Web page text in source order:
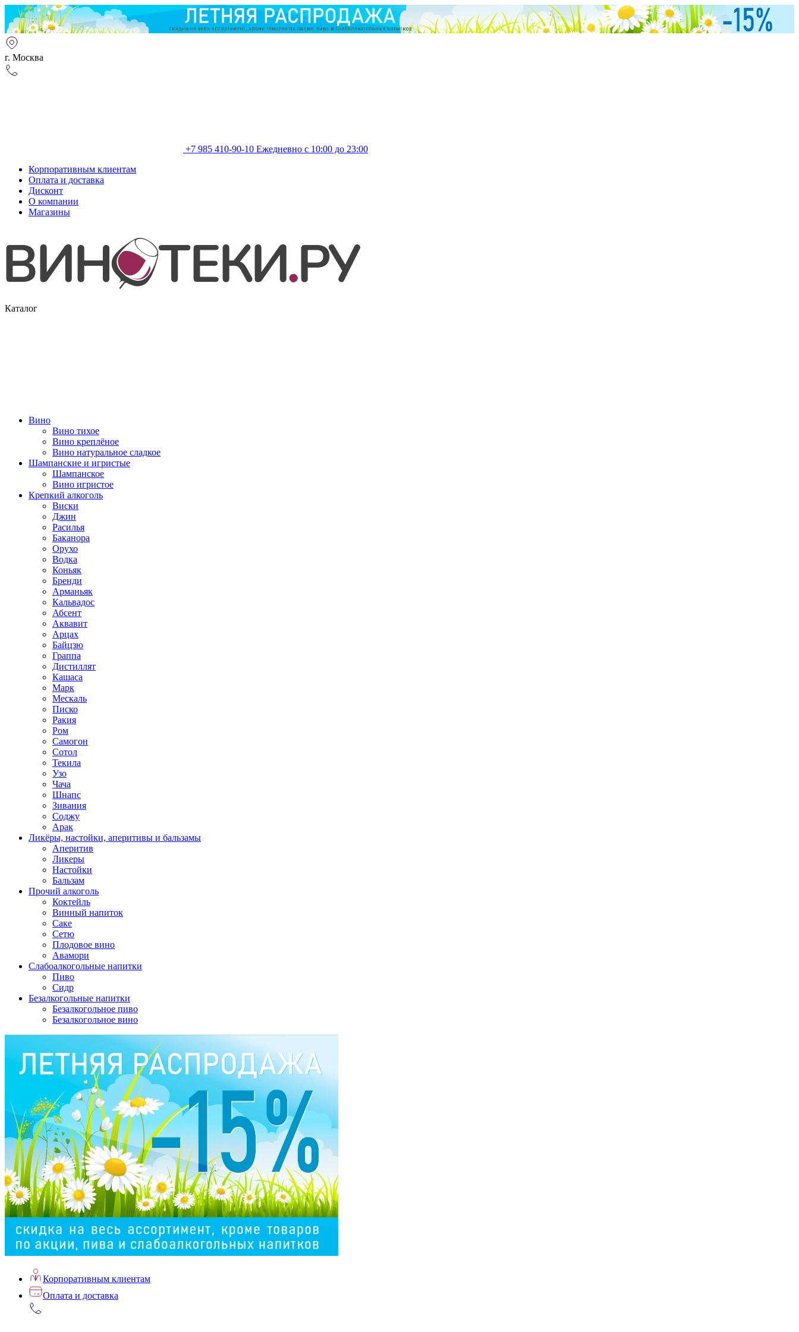
г. Москва
+7 985 410-90-10 Ежедневно с 10:00 до 23:00
Корпоративным клиентам
Оплата и доставка
Дисконт
О компании
Магазины
Каталог
Вино
Вино тихое
Вино креплёное
Вино натуральное сладкое
Шампанские и игристые
Шампанское
Вино игристое
Крепкий алкоголь
Виски
Джин
Расилья
Баканора
Орухо
Водка
Коньяк
Бренди
Арманьяк
Кальвадос
Абсент
Аквавит
Арцах
Байцзю
Граппа
Дистиллят
Кашаса
Марк
Мескаль
Писко
Ракия
Ром
Самогон
Сотол
Текила
Узо
Чача
Шнапс
Зивания
Соджу
Арак
Ликёры, настойки, аперитивы и бальзамы
Аперитив
Ликеры
Настойки
Бальзам
Прочий алкоголь
Коктейль
Винный напиток
Саке
Сетю
Плодовое вино
Авамори
Слабоалкогольные напитки
Пиво
Сидр
Безалкогольные напитки
Безалкогольное пиво
Безалкогольное вино
Корпоративным клиентам
Оплата и доставка